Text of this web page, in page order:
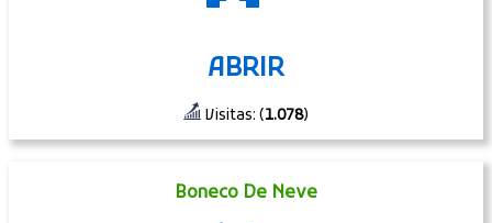
ABRIR
Visitas: (1.078)
Boneco De Neve